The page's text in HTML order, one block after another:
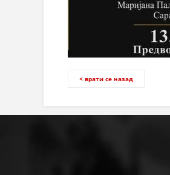
< врати се назад